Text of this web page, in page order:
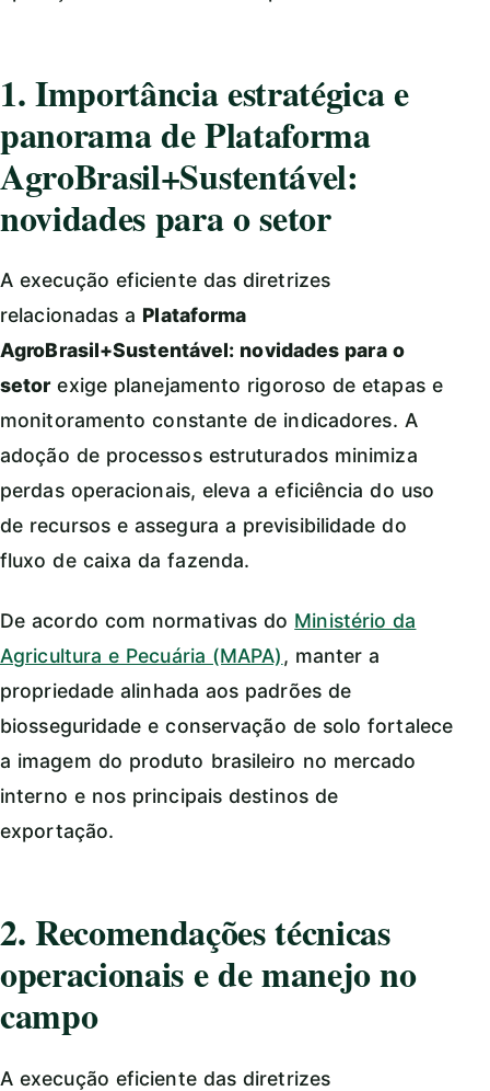
1. Importância estratégica e
panorama de Plataforma
AgroBrasil+Sustentável:
novidades para o setor
A execução eficiente das diretrizes
relacionadas a Plataforma
AgroBrasil+Sustentável: novidades para o
setorexige planejamento rigoroso de etapas e
monitoramento constante de indicadores. A
adoção de processos estruturados minimiza
perdas operacionais, eleva a eficiência do uso
de recursos e assegura a previsibilidade do
fluxo de caixa da fazenda.
De acordo com normativas do Ministério da
Agricultura e Pecuária (MAPA), manter a
propriedade alinhada aos padrões de
biosseguridade e conservação de solo fortalece
a imagem do produto brasileiro no mercado
interno e nos principais destinos de
exportação.
2. Recomendações técnicas
operacionais e de manejo no
campo
A execução eficiente das diretrizes